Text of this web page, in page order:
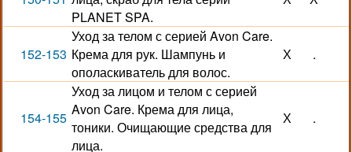
PLANET SPA.
152-153
Уход за телом с серией Avon Care.
Крема для рук. Шампунь и
ополаскиватель для волос.
Х .
154-155
Уход за лицом и телом с серией
Avon Care. Крема для лица,
тоники. Очищающие средства для
лица.
Х .